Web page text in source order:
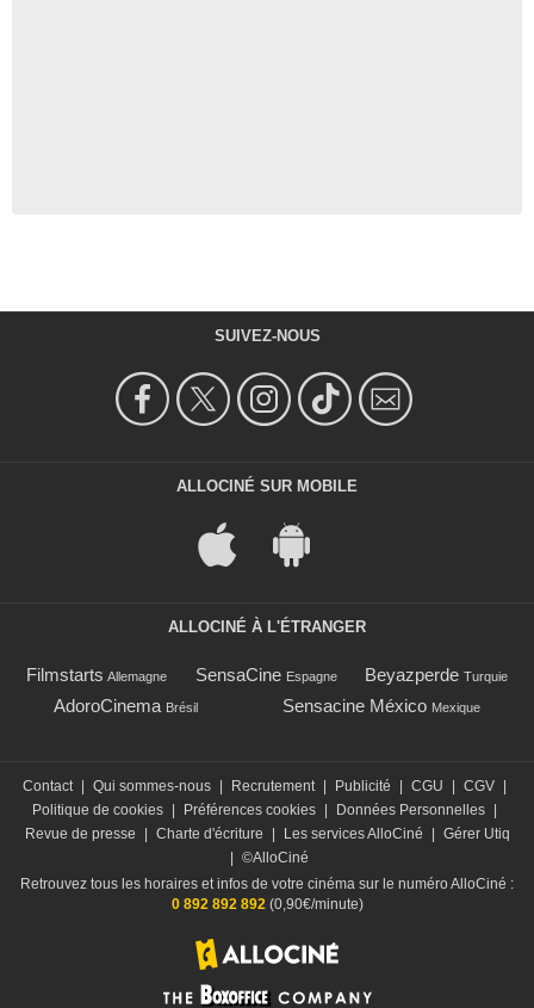
SUIVEZ-NOUS
ALLOCINÉ SUR MOBILE
ALLOCINÉ À L'ÉTRANGER
Filmstarts Allemagne SensaCine Espagne Beyazperde Turquie
AdoroCinema Brésil Sensacine México Mexique
Contact Qui sommes-nous Recrutement Publicité CGU CGV
Politique de cookies
Préférences cookies Données Personnelles
Revue de presse
Charte d'écriture Les services AlloCiné
Gérer Utiq
©AlloCiné
Retrouvez tous les horaires et infos de votre cinéma sur le numéro AlloCiné :
0 892 892 892(0,90€/minute)